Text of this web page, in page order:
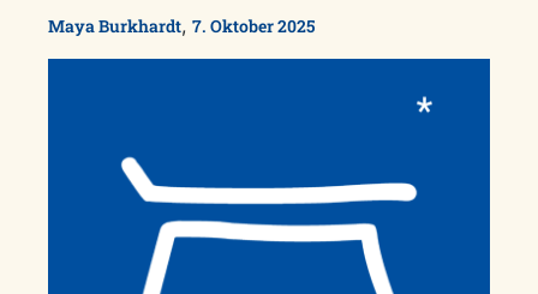
Maya Burkhardt, 7. Oktober 2025